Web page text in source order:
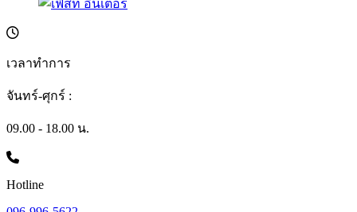
เวลาทำการ
จันทร์-ศุกร์ :
09.00 - 18.00 น.
Hotline